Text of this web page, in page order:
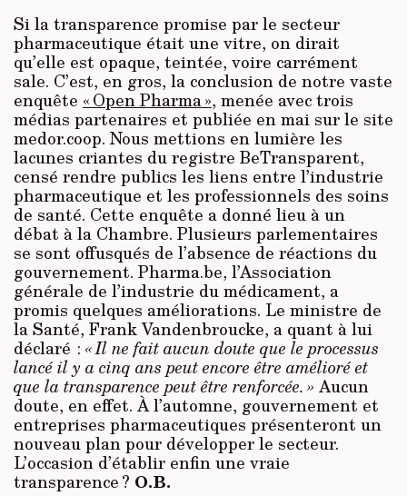
Si la transparence promise par le secteur
pharmaceutique était une vitre, on dirait
qu’elle est opaque, teintée, voire carrément
sale. C’est, en gros, la conclusion de notre vaste
enquête « Open Pharma », menée avec trois
médias partenaires et publiée en mai sur le site
medor.coop. Nous mettions en lumière les
lacunes criantes du registre BeTransparent,
censé rendre publics les liens entre l’industrie
pharmaceutique et les professionnels des soins
de santé. Cette enquête a donné lieu à un
débat à la Chambre. Plusieurs parlementaires
se sont offusqués de l’absence de réactions du
gouvernement. Pharma.be, l’Association
générale de l’industrie du médicament, a
promis quelques améliorations. Le ministre de
la Santé, Frank Vandenbroucke, a quant à lui
déclaré : « Il ne fait aucun doute que le processus
lancé il y a cinq ans peut encore être amélioré et
que la transparence peut être renforcée. » Aucun
doute, en effet. À l’automne, gouvernement et
entreprises pharmaceutiques présenteront un
nouveau plan pour développer le secteur.
L’occasion d’établir enfin une vraie
transparence ? O.B.